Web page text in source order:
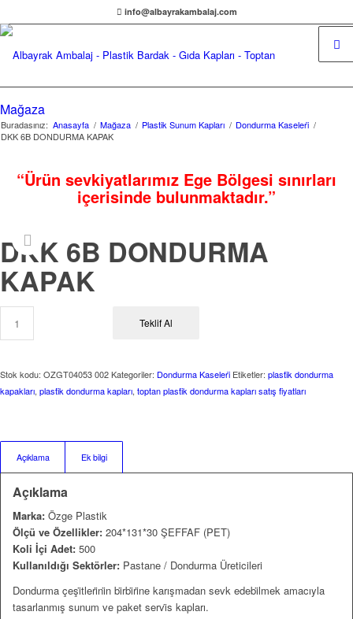
info@albayrakambalaj.com
Mağaza
Buradasınız: Anasayfa / Mağaza / Plastik Sunum Kapları / Dondurma Kaseleri̇ /
DKK 6B DONDURMA KAPAK
“Ürün sevkiyatlarımız Ege Bölgesi sınırları
içerisinde bulunmaktadır.”
DKK 6B DONDURMA
KAPAK
Teklif Al
Stok kodu: OZGT04053 002Kategoriler: Dondurma Kaseleri̇ Etiketler: plasti̇k dondurma
kapakları, plasti̇k dondurma kapları, toptan plasti̇k dondurma kapları satış fi̇yatları
Açıklama Ek bilgi
Açıklama
Marka: Özge Plastik
Ölçü ve Özellikler: 204*131*30 ŞEFFAF (PET)
Koli İçi Adet: 500
Kullanıldığı Sektörler: Pastane / Dondurma Üreticileri
Dondurma çeşi̇tleri̇ni̇n bi̇rbi̇ri̇ne karışmadan sevk edebi̇lmek amacıyla
tasarlanmış sunum ve paket servi̇s kapları.